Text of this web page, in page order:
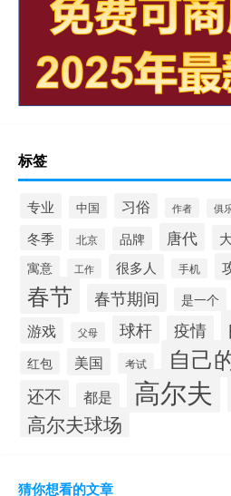
标签
专业 中国 习俗 作者 俱
冬季 北京 品牌 唐代
寓意 工作 很多人 手机
春节 春节期间 是一个
游戏 父母 球杆 疫情
红包 美国 考试 自己
还不 都是 高尔夫
高尔夫球场
猜你想看的文章